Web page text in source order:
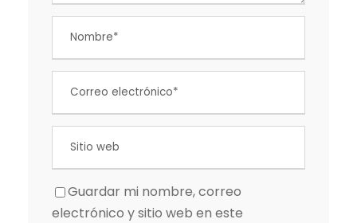
Guardar mi nombre, correo
electrónico y sitio web en este